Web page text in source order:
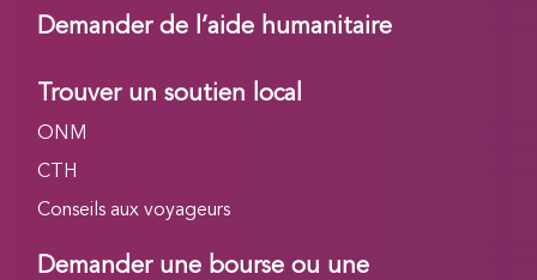
Demander de l’aide humanitaire
Trouver un soutien local
ONM
CTH
Conseils aux voyageurs
Demander une bourse ou une